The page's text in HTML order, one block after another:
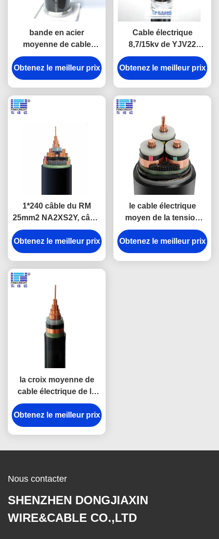
bande en acier
moyenne de cable
électrique de tension de
PVC YJV22 de 35mm
blindée
Obtenez le meilleur prix
Cable électrique
8,7/15kv de YJV22
YJLV22 YJV23, fil
électrique ignifuge de 3
noyaux
Obtenez le meilleur prix
1*240 câble du RM
25mm2 NA2XS2Y, câble
souterrain d'Uo/U 12-
20kV Urd
Obtenez le meilleur prix
le cable électrique
moyen de la tension
11kv XLPE a isolé le CEI
à un noyau 60502
Obtenez le meilleur prix
la croix moyenne de
cable électrique de la
tension 25-630mm2 a lié
le polyéthylène isolé
Obtenez le meilleur prix
Nous contacter
SHENZHEN DONGJIAXIN
WIRE&CABLE CO.,LTD